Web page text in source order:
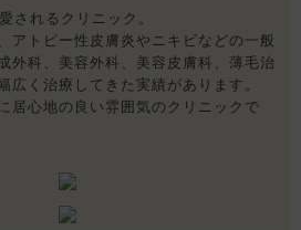
されるクリニック。
アトピー性皮膚炎やニキビなどの一般
外科、美容外科、美容皮膚科、薄毛治
広く治療してきた実績があります。
居心地の良い雰囲気のクリニックで